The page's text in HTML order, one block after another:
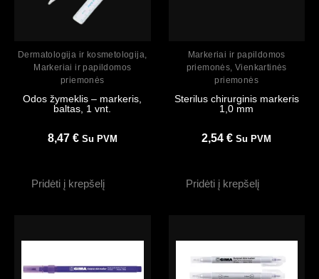
Dermatologija ir kosmetologija,
Markeriai ir papildomos
priemonės
Odos žymeklis – markeris,
baltas, 1 vnt.
8,47 € Su PVM
Pridėti į krepšelį
Markeriai ir papildomos
priemonės,Vienkartinės
priemonės
Sterilus chirurginis markeris
1,0 mm
2,54€ Su PVM
Pridėti į krepšelį